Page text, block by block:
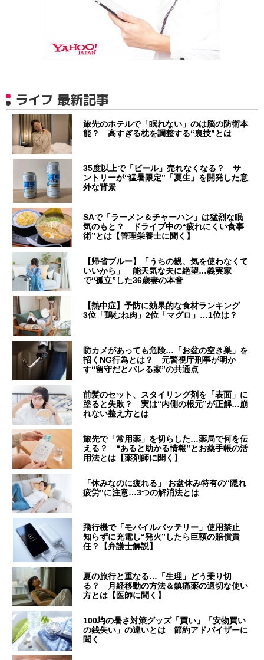
ライフ 最新記事
旅先のホテルで「眠れない」のは脳の防衛本
能？ 高すぎる枕を調整する“裏技”とは
35度以上で「ビール」売れなくなる？ サ
ントリーが“猛暑限定”「夏生」を開発した意
外な背景
SAで「ラーメン＆チャーハン」は猛烈な眠
気のもと？ ドライブ中の“疲れにくい食事
術”とは【管理栄養士に聞く】
【帰省ブルー】「うちの親、気を使わなくて
いいから」 能天気な夫に絶望…義実家
で“孤立”した36歳妻の本音
【熱中症】予防に効果的な食材ランキング
3位「鶏むね肉」2位「マグロ」…1位は？
防カメがあっても危険…「お盆の空き巣」を
招くNG行為とは？ 元警視庁刑事が明か
す“留守だとバレる家”の共通点
前髪のセット、スタイリング剤を「表面」に
塗ると失敗？ 実は“内側の根元”が正解…崩
れない整え方とは
旅先で「常用薬」を切らした…薬局で何を伝
える？ “あると助かる情報”とお薬手帳の活
用法とは【薬剤師に聞く】
「休みなのに疲れる」 お盆休み特有の“隠れ
疲労”に注意…3つの解消法とは
飛行機で「モバイルバッテリー」使用禁止
知らずに充電し“発火”したら巨額の賠償責
任？【弁護士解説】
夏の旅行と重なる…「生理」どう乗り切
る？ 月経移動の方法＆鎮痛薬の適切な使い
方とは【医師に聞く】
100均の暑さ対策グッズ「買い」「安物買い
の銭失い」の違いとは 節約アドバイザーに
聞く